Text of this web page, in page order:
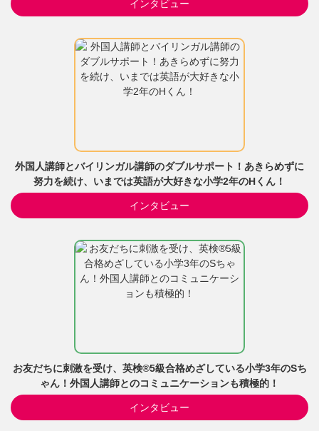
インタビュー
外国人講師とバイリンガル講師のダブルサポート！あきらめずに
努力を続け、いまでは英語が大好きな小学2年のHくん！
インタビュー
お友だちに刺激を受け、英検®5級合格めざしている小学3年のSち
ゃん！外国人講師とのコミュニケーションも積極的！
インタビュー